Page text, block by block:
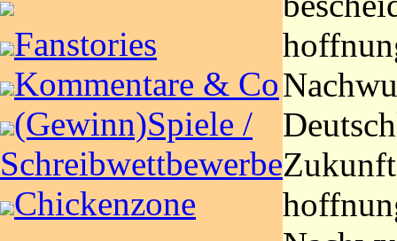
Fanstories
Kommentare & Co
(Gewinn)Spiele /
Schreibwettbewerbe
Chickenzone